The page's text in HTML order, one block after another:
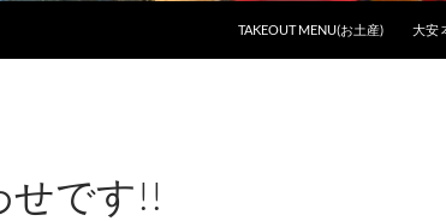
TAKEOUT MENU(お土産)
大安
せです!!